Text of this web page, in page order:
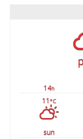
14h
11 °C
sun